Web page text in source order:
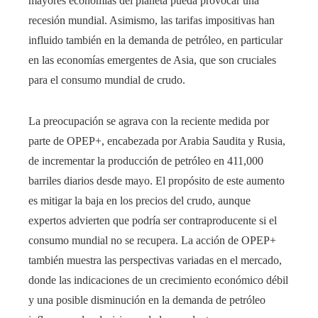
recesión mundial. Asimismo, las tarifas impositivas han
influido también en la demanda de petróleo, en particular
en las economías emergentes de Asia, que son cruciales
para el consumo mundial de crudo.
La preocupación se agrava con la reciente medida por
parte de OPEP+, encabezada por Arabia Saudita y Rusia,
de incrementar la producción de petróleo en 411,000
barriles diarios desde mayo. El propósito de este aumento
es mitigar la baja en los precios del crudo, aunque
expertos advierten que podría ser contraproducente si el
consumo mundial no se recupera. La acción de OPEP+
también muestra las perspectivas variadas en el mercado,
donde las indicaciones de un crecimiento económico débil
y una posible disminución en la demanda de petróleo